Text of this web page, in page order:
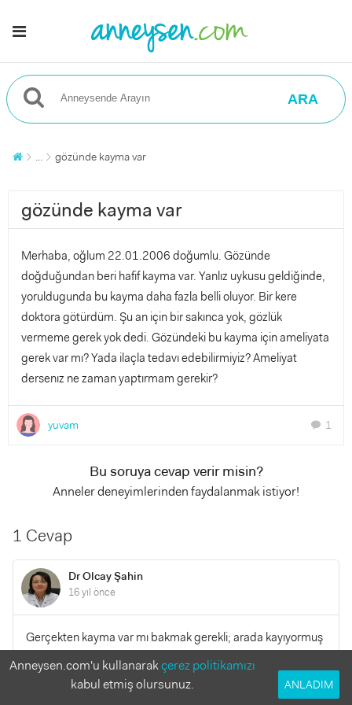
ARA
... gözünde kayma var
gözünde kayma var
Merhaba, oğlum 22.01.2006 doğumlu. Gözünde
doğduğundan beri hafif kayma var. Yanlız uykusu geldiğinde,
yoruldugunda bu kayma daha fazla belli oluyor. Bir kere
doktora götürdüm. Şu an için bir sakınca yok, gözlük
vermeme gerek yok dedi. Gözündeki bu kayma için ameliyata
gerek var mı? Yada ilaçla tedavı edebilirmiyiz? Ameliyat
dersenız ne zaman yaptırmam gerekir?
yuvam chat 1
Bu soruya cevap verir misin?
Anneler deneyimlerinden faydalanmak istiyor!
1 Cevap
Dr Olcay Şahin
16 yıl önce
Gerçekten kayma var mı bakmak gerekli; arada kayıyormuş
gibi olması ameliyat gerektirmeyebilir ama eğer kayması
fazla ise en erken zamanda ameliyat olmalı ki derinlik hissi
Anneysen.com'u kullanarakçerez politikamızı
kabul etmiş olursunuz.
ANLADIM